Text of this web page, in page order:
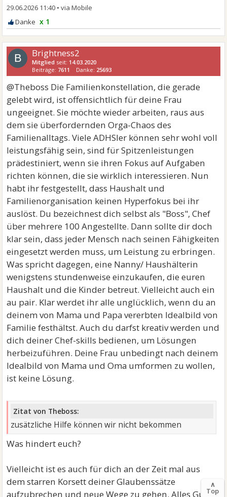
29.06.2026 11:40 •
x 1
B Brightness2
Mitglied seit: 14.03.2020
Beiträge: 7611 Danke: 25693
@Theboss Die Familienkonstellation, die gerade
gelebt wird, ist offensichtlich für deine Frau
ungeeignet. Sie möchte wieder arbeiten, raus aus
dem sie überfordernden Orga-Chaos des
Familienalltags. Viele ADHSler können sehr wohl voll
leistungsfähig sein, sind für Spitzenleistungen
prädestiniert, wenn sie ihren Fokus auf Aufgaben
richten können, die sie wirklich interessieren. Nun
habt ihr festgestellt, dass Haushalt und
Familienorganisation keinen Hyperfokus bei ihr
auslöst. Du bezeichnest dich selbst als "Boss", Chef
über mehrere 100 Angestellte. Dann sollte dir doch
klar sein, dass jeder Mensch nach seinen Fähigkeiten
eingesetzt werden muss, um Leistung zu erbringen.
Was spricht dagegen, eine Nanny/ Haushälterin
wenigstens stundenweise einzukaufen, die euren
Haushalt und die Kinder betreut. Vielleicht auch ein
au pair. Klar werdet ihr alle unglücklich, wenn du an
deinem von Mama und Papa vererbten Idealbild von
Familie festhältst. Auch du darfst kreativ werden und
dich deiner Chef-skills bedienen, um Lösungen
herbeizuführen. Deine Frau unbedingt nach deinem
Idealbild von Mama und Oma umformen zu wollen,
ist keine Lösung.
Zitat von Theboss:
zusätzliche Hilfe können wir nicht bekommen
Was hindert euch?
Vielleicht ist es auch für dich an der Zeit mal aus
dem starren Korsett deiner Glaubenssätze
aufzubrechen und neue Wege zu gehen. Alles Gute
∧
Top